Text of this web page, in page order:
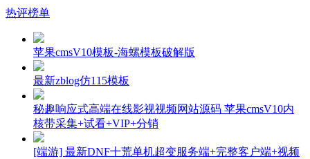
热评榜单
苹果cmsV10模板-海螺模板破解版
最新zblog仿115模板
秘趣响应式高端在线影视视频网站源码 苹果cmsV10内
核带采集+试看+VIP+分销
[端游] 最新DNF十荒单机超变服务端+完整客户端+视频